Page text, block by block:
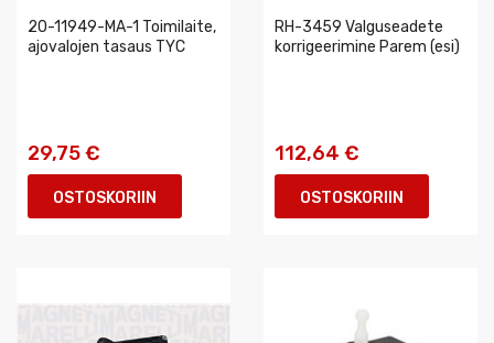
20-11949-MA-1 Toimilaite,
ajovalojen tasaus TYC
29,75 €
OSTOSKORIIN
RH-3459 Valguseadete
korrigeerimine Parem (esi)
112,64 €
OSTOSKORIIN